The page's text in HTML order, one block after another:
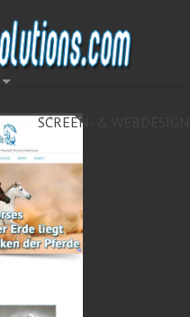
SCREEN- & WEBDESIGN